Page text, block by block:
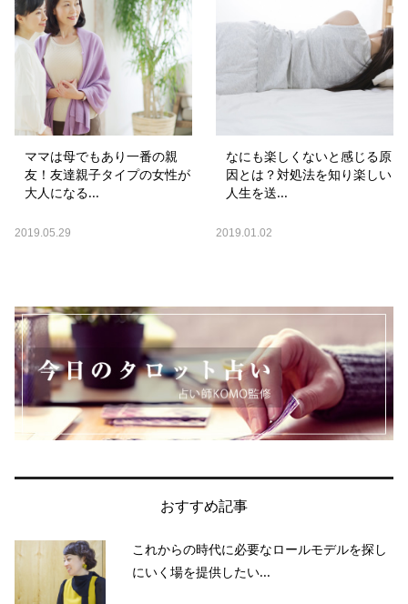
ママは母でもあり一番の親
友！友達親子タイプの女性が
大人になる...
2019.05.29
なにも楽しくないと感じる原
因とは？対処法を知り楽しい
人生を送...
2019.01.02
おすすめ記事
これからの時代に必要なロールモデルを探し
にいく場を提供したい...